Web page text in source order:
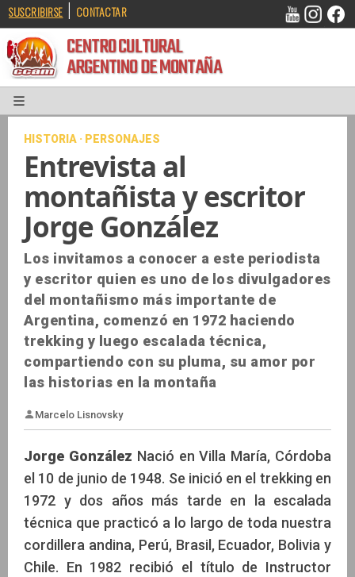
SUSCRIBIRSE | CONTACTAR
CENTRO CULTURAL
ARGENTINO DE MONTAÑA
HISTORIA · PERSONAJES
Entrevista al
montañista y escritor
Jorge González
Los invitamos a conocer a este periodista
y escritor quien es uno de los divulgadores
del montañismo más importante de
Argentina, comenzó en 1972 haciendo
trekking y luego escalada técnica,
compartiendo con su pluma, su amor por
las historias en la montaña
Marcelo Lisnovsky
Jorge González Nació en Villa María, Córdoba
el 10 de junio de 1948. Se inició en el trekking en
1972 y dos años más tarde en la escalada
técnica que practicó a lo largo de toda nuestra
cordillera andina, Perú, Brasil, Ecuador, Bolivia y
Chile. En 1982 recibió el título de Instructor